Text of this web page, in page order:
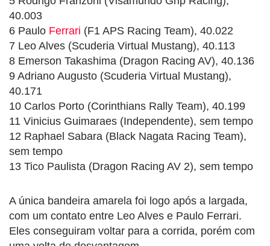
40.003
6 Paulo Ferrari (F1 APS Racing Team), 40.022
7 Leo Alves (Scuderia Virtual Mustang), 40.113
8 Emerson Takashima (Dragon Racing AV), 40.136
9 Adriano Augusto (Scuderia Virtual Mustang),
40.171
10 Carlos Porto (Corinthians Rally Team), 40.199
11 Vinicius Guimaraes (Independente), sem tempo
12 Raphael Sabara (Black Nagata Racing Team),
sem tempo
13 Tico Paulista (Dragon Racing AV 2), sem tempo
A única bandeira amarela foi logo após a largada,
com um contato entre Leo Alves e Paulo Ferrari.
Eles conseguiram voltar para a corrida, porém com